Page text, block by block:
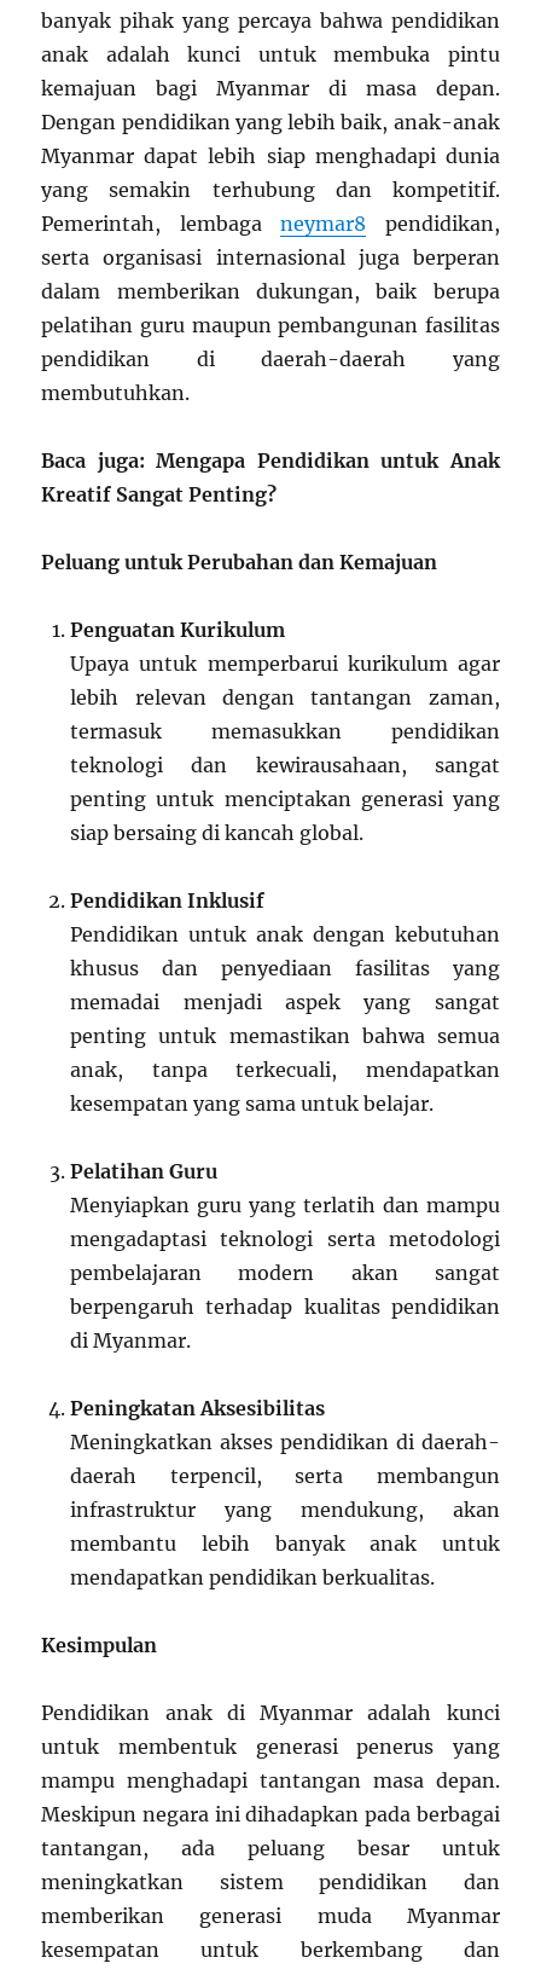
banyak pihak yang percaya bahwa pendidikan
anak adalah kunci untuk membuka pintu
kemajuan bagi Myanmar di masa depan.
Dengan pendidikan yang lebih baik, anak-anak
Myanmar dapat lebih siap menghadapi dunia
yang semakin terhubung dan kompetitif.
Pemerintah, lembaganeymar8 pendidikan,
serta organisasi internasional juga berperan
dalam memberikan dukungan, baik berupa
pelatihan guru maupun pembangunan fasilitas
pendidikan di daerah-daerah yang
membutuhkan.
Baca juga: Mengapa Pendidikan untuk Anak
Kreatif Sangat Penting?
Peluang untuk Perubahan dan Kemajuan
Penguatan Kurikulum
Upaya untuk memperbarui kurikulum agar
lebih relevan dengan tantangan zaman,
termasuk memasukkan pendidikan
teknologi dan kewirausahaan, sangat
penting untuk menciptakan generasi yang
siap bersaing di kancah global.
Pendidikan Inklusif
Pendidikan untuk anak dengan kebutuhan
khusus dan penyediaan fasilitas yang
memadai menjadi aspek yang sangat
penting untuk memastikan bahwa semua
anak, tanpa terkecuali, mendapatkan
kesempatan yang sama untuk belajar.
Pelatihan Guru
Menyiapkan guru yang terlatih dan mampu
mengadaptasi teknologi serta metodologi
pembelajaran modern akan sangat
berpengaruh terhadap kualitas pendidikan
di Myanmar.
Peningkatan Aksesibilitas
Meningkatkan akses pendidikan di daerah-
daerah terpencil, serta membangun
infrastruktur yang mendukung, akan
membantu lebih banyak anak untuk
mendapatkan pendidikan berkualitas.
Kesimpulan
Pendidikan anak di Myanmar adalah kunci
untuk membentuk generasi penerus yang
mampu menghadapi tantangan masa depan.
Meskipun negara ini dihadapkan pada berbagai
tantangan, ada peluang besar untuk
meningkatkan sistem pendidikan dan
memberikan generasi muda Myanmar
kesempatan untuk berkembang dan